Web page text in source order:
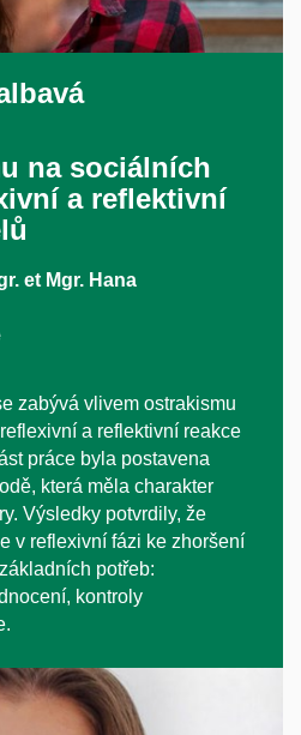
na sociálních
a reflektivní
et Mgr. Hana
zabývá vlivem ostrakismu
a reflektivní reakce
práce byla postavena
která měla charakter
Výsledky potvrdily, že
v reflexivní fázi ke zhoršení
potřeb:
kontroly